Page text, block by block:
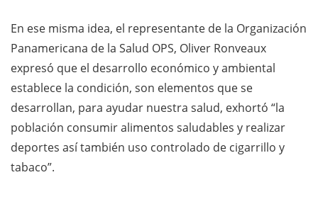
En ese misma idea, el representante de la Organización
Panamericana de la Salud OPS, Oliver Ronveaux
expresó que el desarrollo económico y ambiental
establece la condición, son elementos que se
desarrollan, para ayudar nuestra salud, exhortó “la
población consumir alimentos saludables y realizar
deportes así también uso controlado de cigarrillo y
tabaco”.